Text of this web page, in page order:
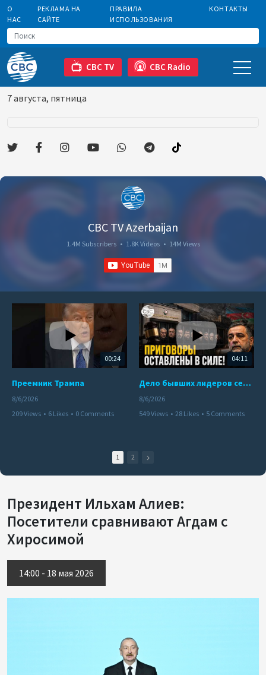
О
НАС
РЕКЛАМА НА
САЙТЕ
ПРАВИЛА
ИСПОЛЬЗОВАНИЯ
КОНТАКТЫ
CBC TV CBC Radio
7 августа, пятница
CBC TV Azerbaijan
1.4M Subscribers • 1.8K Videos • 14M Views
00:24
Преемник Трампа
8/6/2026
209 Views • 6 Likes • 0 Comments
04:11
Дело бывших лидеров сепаратистского режима в Карабахе
8/6/2026
549 Views • 28 Likes • 5 Comments
1 2
Президент Ильхам Алиев:
Посетители сравнивают Агдам с
Хиросимой
14:00 - 18 мая 2026